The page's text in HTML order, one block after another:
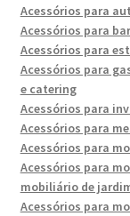
Acessórios para
Acessórios para
Acessórios para
Acessórios para
e catering
Acessórios para
Acessórios para
Acessórios para
Acessórios para
mobiliário de
Acessórios para